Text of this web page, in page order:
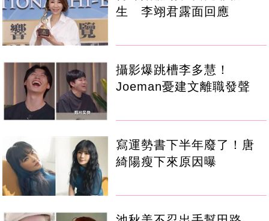
生 李翊君露面回應
攝影爆跳槽李多慧！
Joeman憂建文離職發聲
寫運勢書下半年廢了！唐
綺陽瘦下來原因曝